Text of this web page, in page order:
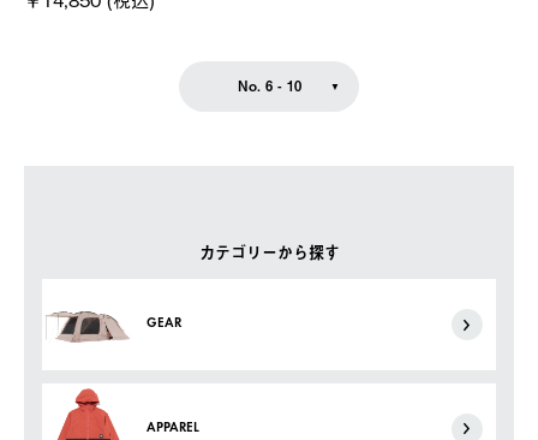
カテゴリーから探す
GEAR
APPAREL
No. 6 - 10